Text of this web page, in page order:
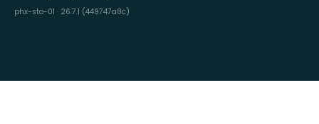
phx-sto-01 · 26.7.1 (449747a8c)